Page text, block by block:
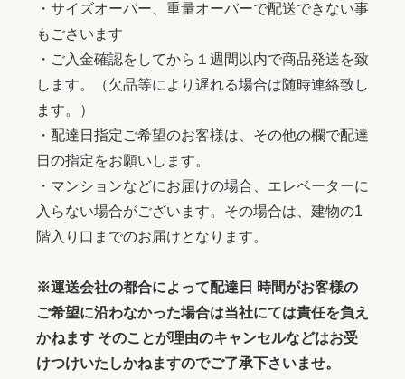
・サイズオーバー、重量オーバーで配送できない事
もごさいます
・ご入金確認をしてから１週間以内で商品発送を致
します。（欠品等により遅れる場合は随時連絡致し
ます。）
・配達日指定ご希望のお客様は、その他の欄で配達
日の指定をお願いします。
・マンションなどにお届けの場合、エレベーターに
入らない場合がございます。その場合は、建物の1
階入り口までのお届けとなります。
※運送会社の都合によって配達日 時間がお客様の
ご希望に沿わなかった場合は当社にては責任を負え
かねます そのことが理由のキャンセルなどはお受
けつけいたしかねますのでご了承下さいませ。